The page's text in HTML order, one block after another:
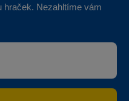
hraček. Nezahltíme vám